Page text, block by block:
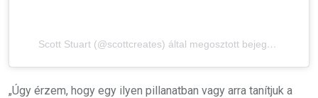
Scott Stuart (@scottcreates) által megosztott bejegyzés
„Úgy érzem, hogy egy ilyen pillanatban vagy arra tanítjuk a